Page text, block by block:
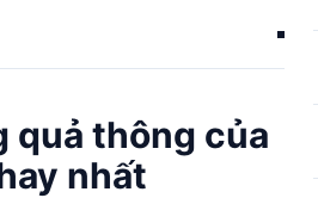
quả thông của
nhất